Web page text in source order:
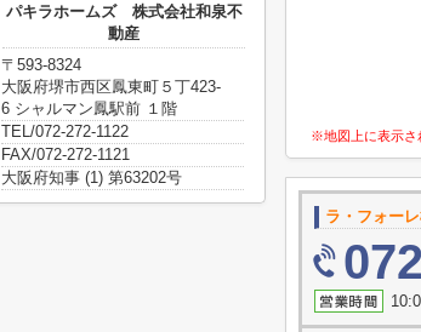
※地図上に表示さ
ラ・フォー
パキラホームズ 株式会社和泉不
動産
〒593-8324
大阪府堺市西区鳳東町５丁423-
6 シャルマン鳳駅前 １階
TEL/072-272-1122
FAX/072-272-1121
大阪府知事 (1) 第63202号